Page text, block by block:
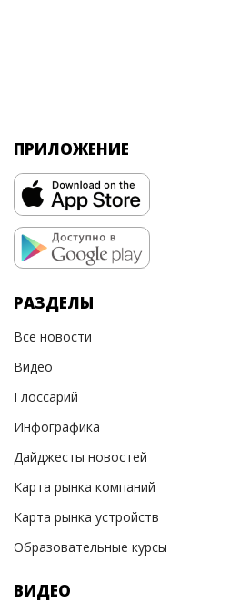
ПРИЛОЖЕНИЕ
РАЗДЕЛЫ
Все новости
Видео
Глоссарий
Инфографика
Дайджесты новостей
Карта рынка компаний
Карта рынка устройств
Образовательные курсы
ВИДЕО